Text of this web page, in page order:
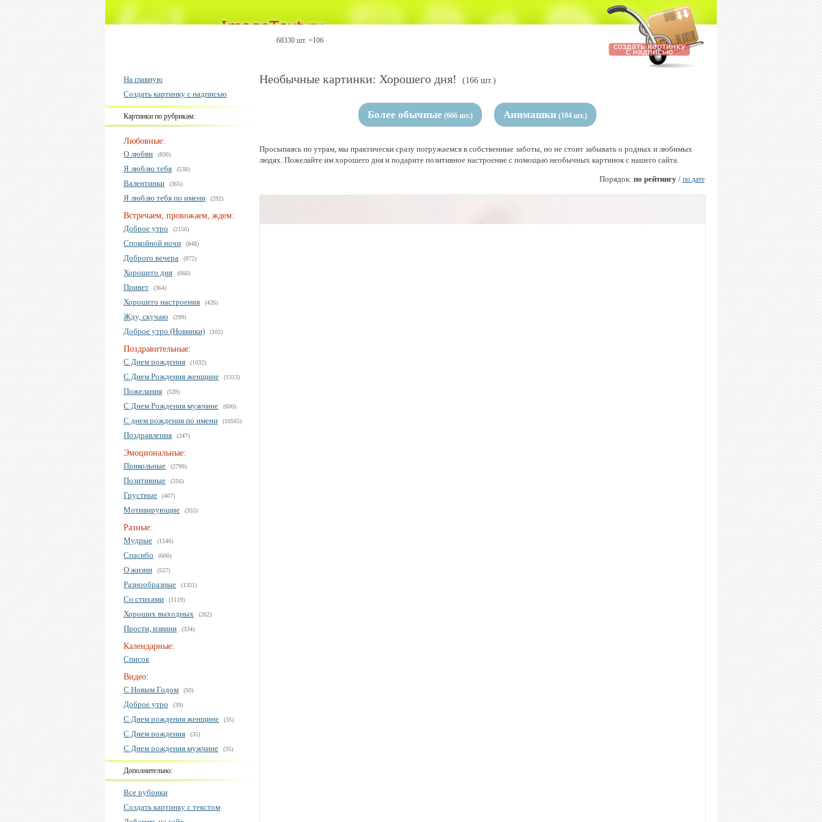
68330 шт. +106
На главную
Создать картинку с надписью
Картинки по рубрикам:
Любовные:
О любви
(836)
Я люблю тебя (538)
Валентинки (365)
Я люблю тебя по имени (292)
Встречаем, провожаем, ждем:
Доброе утро
(2150)
Спокойной ночи (848)
Доброго вечера (872)
Хорошего дня (666)
Привет (364)
Хорошего настроения (426)
Жду, скучаю (299)
Доброе утро (Новинки) (102)
Поздравительные:
С Днем рождения
(1032)
С Днем Рождения женщине (1313)
Пожелания (528)
С Днем Рождения мужчине (600)
С днем рождения по имени (10565)
Поздравления (247)
Эмоциональные:
Прикольные
(2799)
Позитивные (316)
Грустные (407)
Мотивирующие (355)
Разные:
Мудрые
(1546)
Спасибо (600)
О жизни (557)
Разнообразные (1351)
Со стихами (1119)
Хороших выходных (262)
Прости, извини (334)
Календарные:
Список
Видео:
С Новым Годом
(50)
Доброе утро (39)
С Днем рождения женщине (35)
С Днем рождения (35)
С Днем рождения мужчине (35)
Дополнительно:
Все рубрики
Создать картинку с текстом
Необычные картинки: Хорошего дня! (166 шт.)
Более обычные (666 шт.) Анимашки(104 шт.)
Просыпаясь по утрам, мы практически сразу погружаемся в собственные заботы, но не стоит забывать о родных и любимых
людях. Пожелайте им хорошего дня и подарите позитивное настроение с помощью необычных картинок с нашего сайта.
Порядок: по рейтингу / по дате